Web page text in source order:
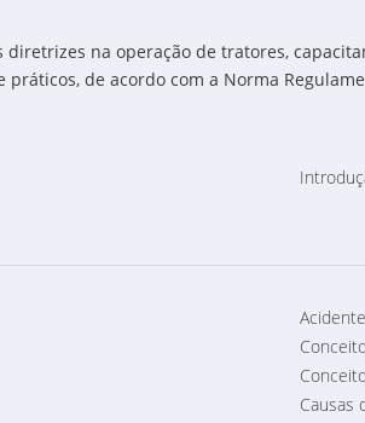
na operação de tratores,
de acordo com a Norma
Causas